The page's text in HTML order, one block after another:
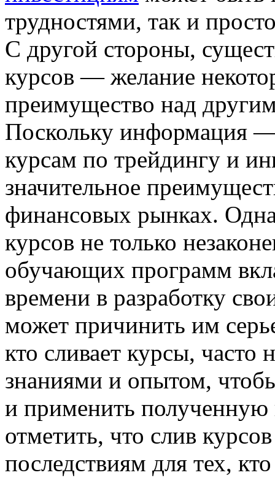
трудностями, так и
С другой стороны,
курсов — желание
преимущество над
Поскольку информация
курсам по трейдингу и
значительное
финансовых рынках.
курсов не только
обучающих программ
времени в разработку
может причинить им
кто сливает курсы,
знаниями и опытом,
и применить
отметить, что слив
последствиям для тех,